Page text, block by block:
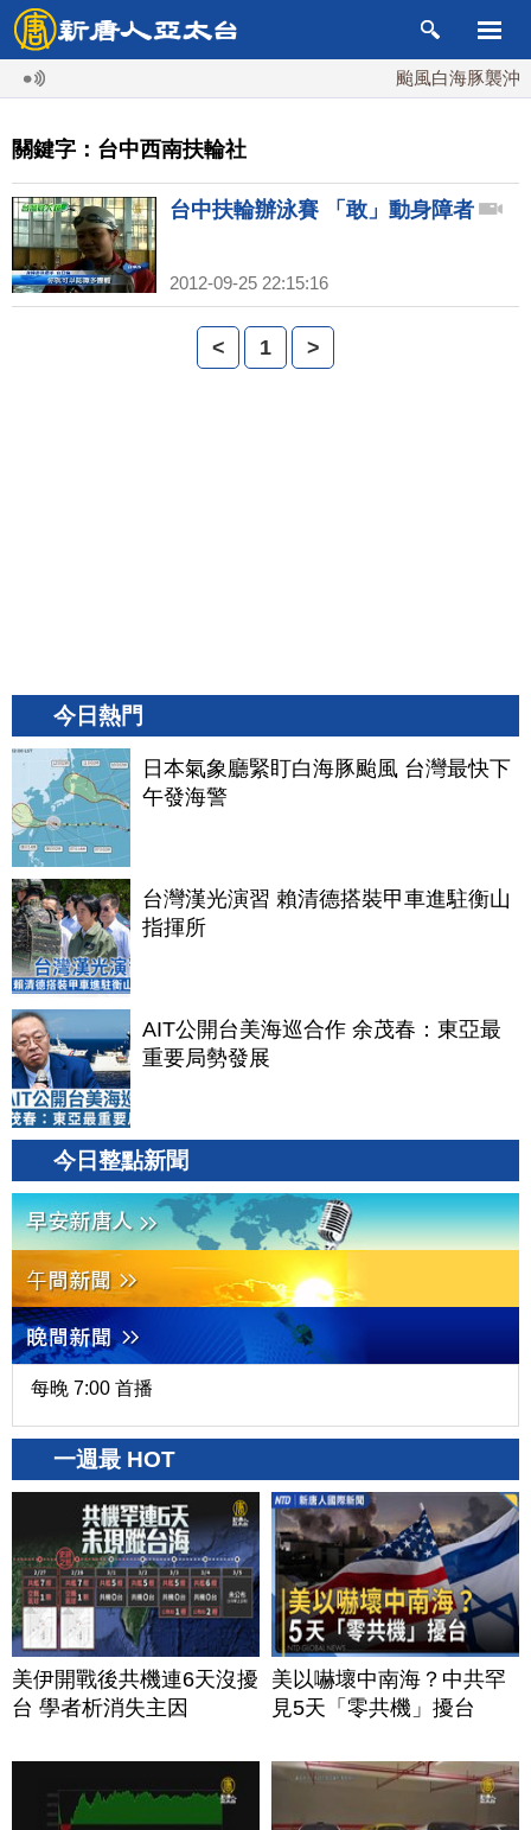
颱風白海豚襲沖
關鍵字：台中西南扶輪社
台中扶輪辦泳賽 「敢」動身障者
2012-09-25 22:15:16
< 1 >
今日熱門
日本氣象廳緊盯白海豚颱風 台灣最快下
午發海警
台灣漢光演習 賴清德搭裝甲車進駐衡山
指揮所
AIT公開台美海巡合作 余茂春：東亞最
重要局勢發展
今日整點新聞
每晚 7:00 首播
一週最 HOT
美伊開戰後共機連6天沒擾
台 學者析消失主因
美以嚇壞中南海？中共罕
見5天「零共機」擾台